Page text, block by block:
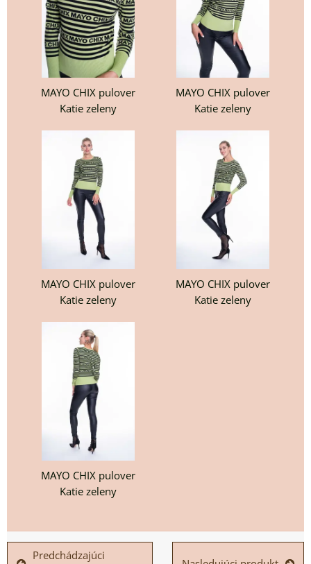
MAYO CHIX pulover
Katie zeleny
MAYO CHIX pulover
Katie zeleny
MAYO CHIX pulover
Katie zeleny
MAYO CHIX pulover
Katie zeleny
MAYO CHIX pulover
Katie zeleny
Predchádzajúci